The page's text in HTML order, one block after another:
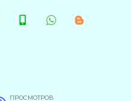
ПРОСМОТРОВ